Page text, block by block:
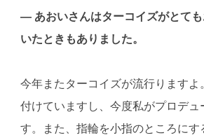
— あおいさんはターコイズがとて
いたときもありました。
今年またターコイズが流行ります
付けていますし、今度私がプロデ
す。また、指輪を小指のところに